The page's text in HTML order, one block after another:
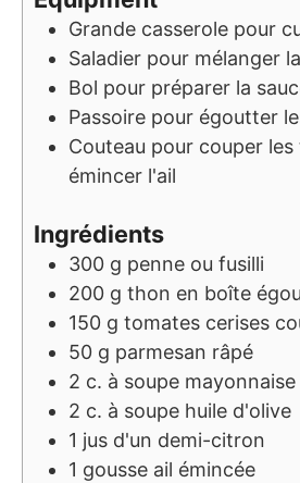
Grande casserole pour
Saladier pour mélanger
Bol pour préparer la
Passoire pour égoutter
Couteau pour couper
émincer l'ail
Ingrédients
300 g penne ou fusilli
200 g thon en boîte
150 g tomates cerises
50 g parmesan râpé
2 c. à soupe
2 c. à soupe huile d'olive
1 jus d'un demi-citron
1 gousse ail émincée